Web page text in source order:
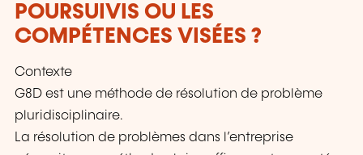
POURSUIVIS OU LES
COMPÉTENCES VISÉES ?
Contexte
G8D est une méthode de résolution de problème
pluridisciplinaire.
La résolution de problèmes dans l’entreprise